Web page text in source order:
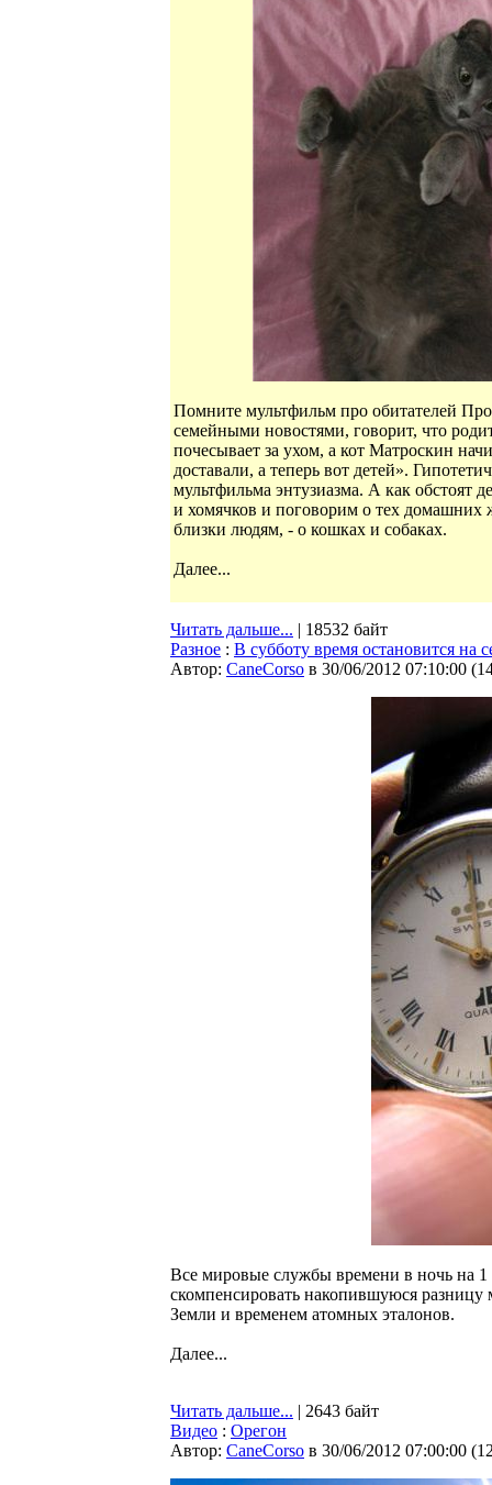
Помните мультфильм про обитателей
семейными новостями, говорит, что
почесывает за ухом, а кот Матроскин
доставали, а теперь вот детей».
мультфильма энтузиазма. А как обстоят
и хомячков и поговорим о тех домашних
близки людям, - о кошках и собаках.
Далее...
Читать дальше... | 18532 байт
Разное : В субботу время остановится на
Автор: CaneCorso в 30/06/2012 07:10:00 (
Все мировые службы времени в ночь на 1
скомпенсировать накопившуюся
Земли и временем атомных эталонов.
Далее...
Читать дальше... | 2643 байт
Видео : Орегон
Автор: CaneCorso в 30/06/2012 07:00:00 (